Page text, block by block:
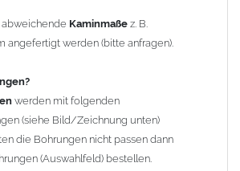
30cm. DieKaminhaubekann mit längeren
geliefert werden (Aufpreis 42,89 EUR).
ohne Kaminkopfabdeckung
finden Sie unter "Kaminabdeckung
abweichende Kaminmaße z. B.
angefertigt werden (bitte anfragen).
werden mit folgenden
(siehe Bild/Zeichnung unten)
die Bohrungen nicht passen dann
(Auswahlfeld) bestellen.